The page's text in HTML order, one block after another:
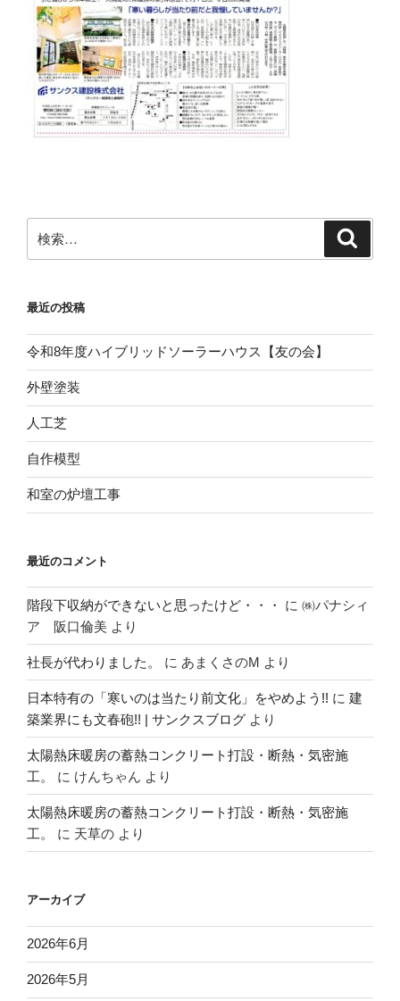
索:
最近の投稿
令和8年度ハイブリッドソーラーハウス【友の会】
外壁塗装
人工芝
自作模型
和室の炉壇工事
最近のコメント
階段下収納ができないと思ったけど・・・ に ㈱パナシィ
ア 阪口倫美 より
社長が代わりました。 に あまくさのM より
日本特有の「寒いのは当たり前文化」をやめよう!! に 建
築業界にも文春砲!! | サンクスブログ より
太陽熱床暖房の蓄熱コンクリート打設・断熱・気密施
工。
に けんちゃん より
太陽熱床暖房の蓄熱コンクリート打設・断熱・気密施
工。
に 天草の より
アーカイブ
2026年6月
2026年5月